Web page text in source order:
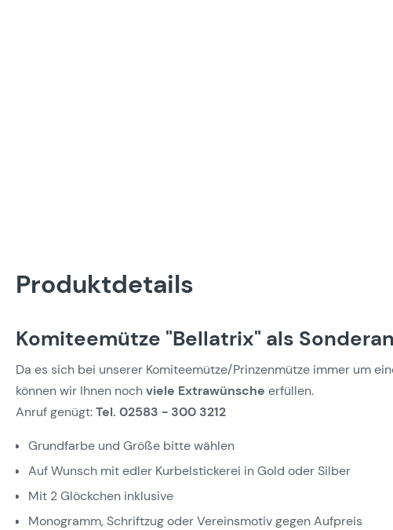
Produktdetails
Komiteemütze "Bellatrix" als
Da es sich bei unserer Komiteemütze/Prinzenmütze immer um
können wir Ihnen nochviele Extrawünsche erfüllen.
Anruf genügt:Tel. 02583 - 300 3212
Grundfarbe und Größe bitte wählen
Auf Wunsch mit edler Kurbelstickerei in Gold oder Silber
Mit 2 Glöckchen inklusive
Monogramm, Schriftzug oder Vereinsmotiv gegen Aufpreis